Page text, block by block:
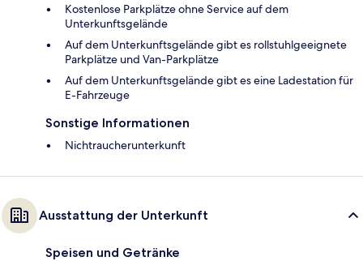
Kostenlose Parkplätze ohne Service auf dem
Unterkunftsgelände
Auf dem Unterkunftsgelände gibt es rollstuhlgeeignete
Parkplätze und Van-Parkplätze
Auf dem Unterkunftsgelände gibt es eine Ladestation für
E-Fahrzeuge
Sonstige Informationen
Nichtraucherunterkunft
Ausstattung der Unterkunft
Speisen und Getränke